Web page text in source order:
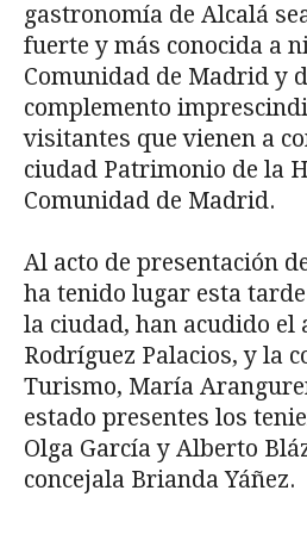
gastronomía de Alcalá
fuerte y más conocida a
Comunidad de Madrid y
complemento
visitantes que vienen a
ciudad Patrimonio de la
Comunidad de Madrid.
Al acto de presentación
ha tenido lugar esta
la ciudad, han acudido el
Rodríguez Palacios, y la
Turismo, María
estado presentes los
Olga García y Alberto
concejala Brianda Yáñez.